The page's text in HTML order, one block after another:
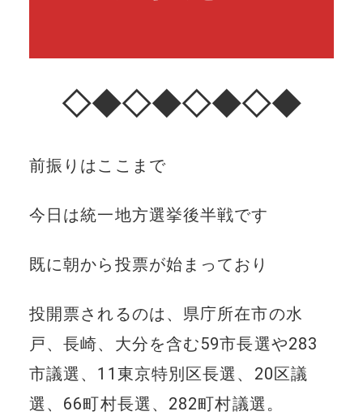
◇◆◇◆◇◆◇◆
前振りはここまで
今日は統一地方選挙後半戦です
既に朝から投票が始まっており
投開票されるのは、県庁所在市の水
戸、長崎、大分を含む59市長選や283
市議選、11東京特別区長選、20区議
選、66町村長選、282町村議選。